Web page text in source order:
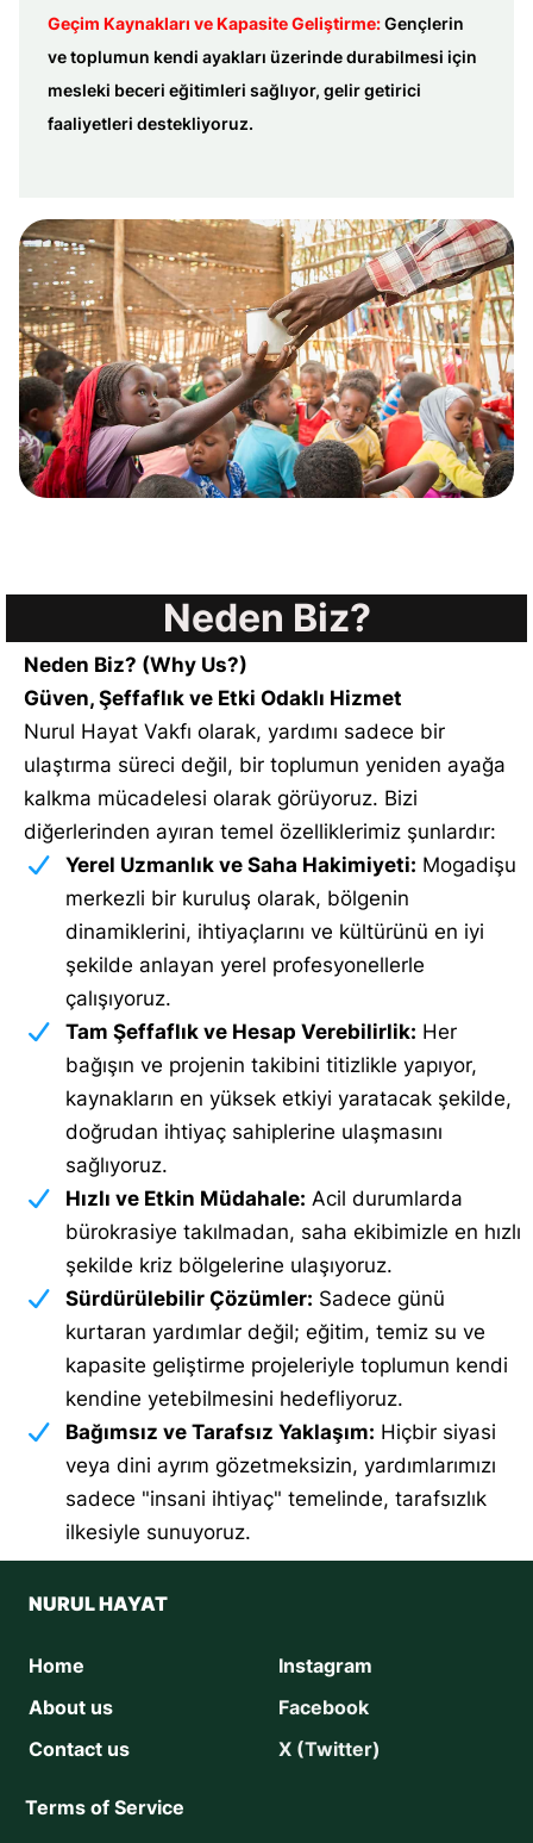
Geçim Kaynakları ve Kapasite Geliştirme:Gençlerin
ve toplumun kendi ayakları üzerinde durabilmesi için
mesleki beceri eğitimleri sağlıyor, gelir getirici
faaliyetleri destekliyoruz.
Neden Biz?
Neden Biz? (Why Us?)
Güven, Şeffaflık ve Etki Odaklı Hizmet
Nurul Hayat Vakfı olarak, yardımı sadece bir
ulaştırma süreci değil, bir toplumun yeniden ayağa
kalkma mücadelesi olarak görüyoruz. Bizi
diğerlerinden ayıran temel özelliklerimiz şunlardır:
Yerel Uzmanlık ve Saha Hakimiyeti: Mogadişu
merkezli bir kuruluş olarak, bölgenin
dinamiklerini, ihtiyaçlarını ve kültürünü en iyi
şekilde anlayan yerel profesyonellerle
çalışıyoruz.
Tam Şeffaflık ve Hesap Verebilirlik: Her
bağışın ve projenin takibini titizlikle yapıyor,
kaynakların en yüksek etkiyi yaratacak şekilde,
doğrudan ihtiyaç sahiplerine ulaşmasını
sağlıyoruz.
Hızlı ve Etkin Müdahale: Acil durumlarda
bürokrasiye takılmadan, saha ekibimizle en hızlı
şekilde kriz bölgelerine ulaşıyoruz.
Sürdürülebilir Çözümler: Sadece günü
kurtaran yardımlar değil; eğitim, temiz su ve
kapasite geliştirme projeleriyle toplumun kendi
kendine yetebilmesini hedefliyoruz.
Bağımsız ve Tarafsız Yaklaşım: Hiçbir siyasi
veya dini ayrım gözetmeksizin, yardımlarımızı
sadece "insani ihtiyaç" temelinde, tarafsızlık
ilkesiyle sunuyoruz.
NURUL HAYAT
Home
About us
Contact us
Instagram
Facebook
X (Twitter)
Terms of Service